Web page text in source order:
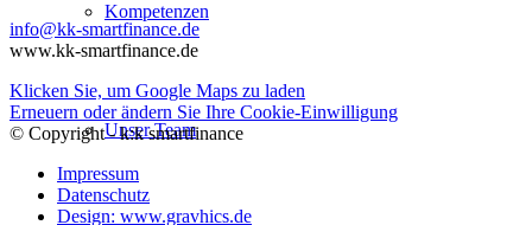
Kompetenzen
Unser Team
info@kk-smartfinance.de
www.kk-smartfinance.de
Klicken Sie, um Google Maps zu laden
Erneuern oder ändern Sie Ihre Cookie-Einwilligung
© Copyright - k:k smartfinance
Impressum
Datenschutz
Design: www.gravhics.de